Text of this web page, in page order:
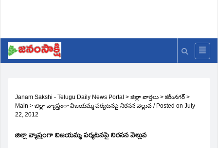
Janam Sakshi - Telugu Daily News Portal > జిల్లా వార్తలు > కరీంనగర్ >
Main > జిల్లా వ్యాప్తంగా విజయమ్మ పర్యటనపై నిరసన వెల్లువ / Posted on July
22, 2012
జిల్లా వ్యాప్తంగా విజయమ్మ పర్యటనపై నిరసన వెల్లువ